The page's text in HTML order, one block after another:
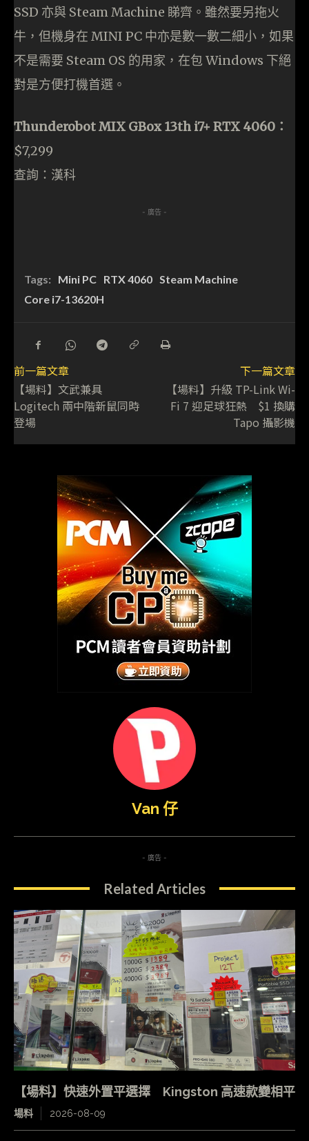
SSD 亦與 Steam Machine 睇齊。雖然要另拖火
牛，但機身在 MINI PC 中亦是數一數二細小，如果
不是需要 Steam OS 的用家，在包 Windows 下絕
對是方便打機首選。
Thunderobot MIX GBox 13th i7+ RTX 4060：
$7,299
查詢：漢科
- 廣告 -
Tags: Mini PC RTX 4060 Steam Machine
Core i7-13620H
前一篇文章
【場料】文武兼具
Logitech 兩中階新鼠同時
登場
下一篇文章
【場料】升級 TP-Link Wi-
Fi 7 迎足球狂熱 $1 換購
Tapo 攝影機
Van 仔
- 廣告 -
Related Articles
【場料】快速外置平選擇 Kingston 高速款變相平
場料 2026-08-09